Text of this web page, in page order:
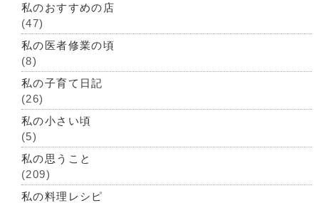
私のおすすめの店
(47)
私の医者修業の頃
(8)
私の子育て日記
(26)
私の小さい頃
(5)
私の思うこと
(209)
私の料理レシピ